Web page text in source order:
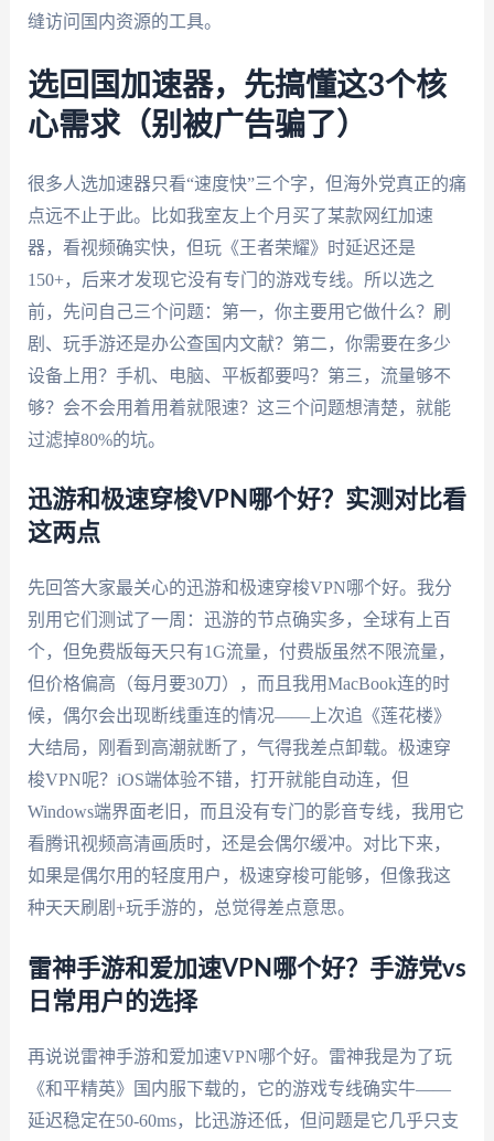
缝访问国内资源的工具。
选回国加速器，先搞懂这3个核
心需求（别被广告骗了）
很多人选加速器只看“速度快”三个字，但海外党真正的痛
点远不止于此。比如我室友上个月买了某款网红加速
器，看视频确实快，但玩《王者荣耀》时延迟还是
150+，后来才发现它没有专门的游戏专线。所以选之
前，先问自己三个问题：第一，你主要用它做什么？刷
剧、玩手游还是办公查国内文献？第二，你需要在多少
设备上用？手机、电脑、平板都要吗？第三，流量够不
够？会不会用着用着就限速？这三个问题想清楚，就能
过滤掉80%的坑。
迅游和极速穿梭VPN哪个好？实测对比看
这两点
先回答大家最关心的迅游和极速穿梭VPN哪个好。我分
别用它们测试了一周：迅游的节点确实多，全球有上百
个，但免费版每天只有1G流量，付费版虽然不限流量，
但价格偏高（每月要30刀），而且我用MacBook连的时
候，偶尔会出现断线重连的情况——上次追《莲花楼》
大结局，刚看到高潮就断了，气得我差点卸载。极速穿
梭VPN呢？iOS端体验不错，打开就能自动连，但
Windows端界面老旧，而且没有专门的影音专线，我用它
看腾讯视频高清画质时，还是会偶尔缓冲。对比下来，
如果是偶尔用的轻度用户，极速穿梭可能够，但像我这
种天天刷剧+玩手游的，总觉得差点意思。
雷神手游和爱加速VPN哪个好？手游党vs
日常用户的选择
再说说雷神手游和爱加速VPN哪个好。雷神我是为了玩
《和平精英》国内服下载的，它的游戏专线确实牛——
延迟稳定在50-60ms，比迅游还低，但问题是它几乎只支